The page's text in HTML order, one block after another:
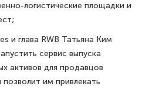
логистические площадки и
и глава RWB Татьяна Ким
сервис выпуска
активов для продавцов
им привлекать